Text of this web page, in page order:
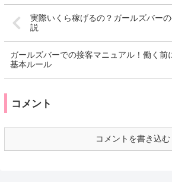
実際いくら稼げるの？ガールズバー
説
ガールズバーでの接客マニュアル！働く前
基本ルール
コメント
コメントを書き込む